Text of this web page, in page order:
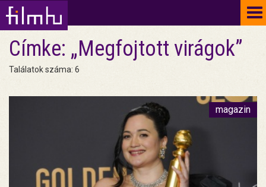
Címke: „Megfojtott virágok”
Találatok száma: 6
magazin